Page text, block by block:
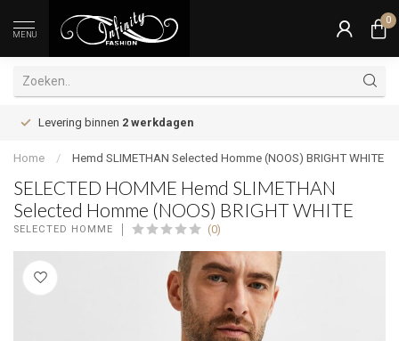
MENU
0
Levering binnen 2 werkdagen
Home / Hemd SLIMETHAN Selected Homme (NOOS) BRIGHT WHITE
SELECTED HOMME Hemd SLIMETHAN
Selected Homme (NOOS) BRIGHT WHITE
SELECTED HOMME (0)